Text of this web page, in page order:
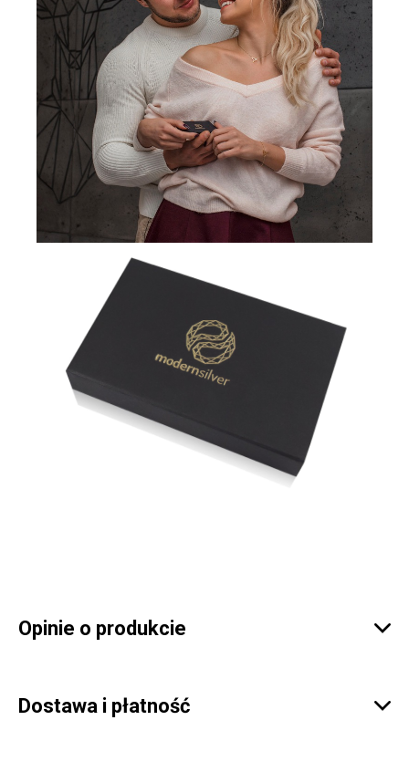
Opinie o produkcie 
Dostawa i płatność 